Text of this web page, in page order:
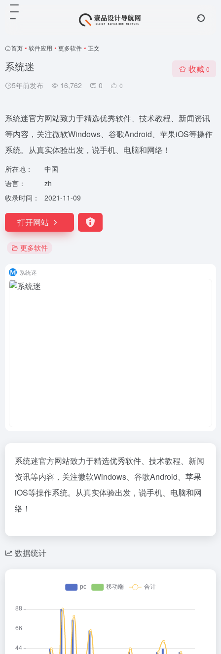
首页 • 软件应用 • 更多软件 • 正文
系统迷
5年前发布 16,762 0 0
收藏 0
系统迷官方网站致力于精选优秀软件、技术教程、新闻资讯
等内容，关注微软Windows、谷歌Android、苹果iOS等操作
系统。从真实体验出发，说手机、电脑和网络！
所在地：
中国
语言：
zh
收录时间：
2021-11-09
打开网站
更多软件
系统迷
系统迷官方网站致力于精选优秀软件、技术教程、新闻
资讯等内容，关注微软Windows、谷歌Android、苹果
iOS等操作系统。从真实体验出发，说手机、电脑和网
络！
数据统计